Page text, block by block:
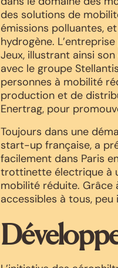
des solutions de
émissions polluantes,
hydrogène.
Jeux, illustrant ainsi
avec le groupe
personnes à mobilité
production et de
Enertrag, pour
Toujours dans une
start-up française, a
facilement dans Paris
trottinette électrique à
mobilité réduite. Grâce
accessibles à tous,